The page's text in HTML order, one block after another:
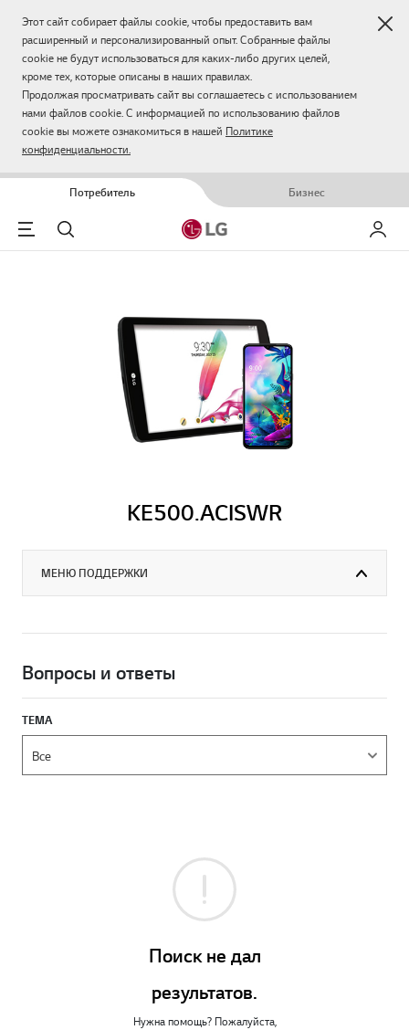
Этот сайт собирает файлы cookie, чтобы предоставить вам
расширенный и персонализированный опыт. Собранные файлы
cookie не будут использоваться для каких-либо других целей,
кроме тех, которые описаны в наших правилах.
Продолжая просматривать сайт вы соглашаетесь с использованием
нами файлов cookie. С информацией по использованию файлов
cookie вы можете ознакомиться в нашей Политике
конфиденциальности.
Потребитель Бизнес
Menu
Поиск Мой LG
KE500.ACISWR
МЕНЮ ПОДДЕРЖКИ
Вопросы и ответы
ТЕМА
Поиск не дал
результатов.
Нужна помощь? Пожалуйста,